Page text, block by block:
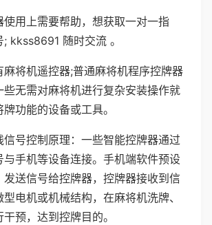
使用上需要帮助，想获取一对一指
kkss8691 随时交流 。
麻将机遥控器;普通麻将机程序控牌器
些无需对麻将机进行复杂安装操作就
功能的设备或工具。
信号控制原理：一些智能控牌器通过
与手机等设备连接。手机端软件预设
发送信号给控牌器，控牌器接收到信
电机或机械结构，在麻将机洗牌、
预，达到控牌目的。